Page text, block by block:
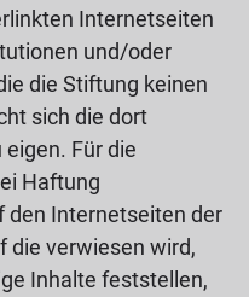
Internetseiten
und/oder
die Stiftung keinen
sich die dort
Für die
Haftung
den Internetseiten der
die verwiesen wird,
Inhalte feststellen,